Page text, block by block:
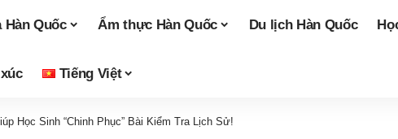
Hàn Quốc Ẩm thực Hàn Quốc Du lịch Hàn Quốc
Tiếng Việt
Học Sinh “Chinh Phục” Bài Kiểm Tra Lịch Sử!